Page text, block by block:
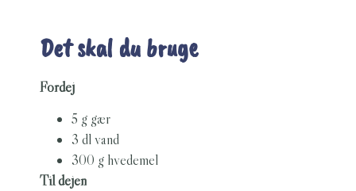
Det skal du bruge
Fordej
5 g gær
3 dl vand
300 g hvedemel
Til dejen